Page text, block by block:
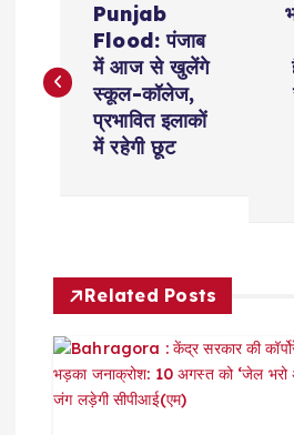
s
a
v
Punjab
Flood: पंजाब
में आज से खुलेंगे
स्कूल-कॉलेज,
प्रभावित इलाकों
में रहेगी छूट
Related Posts